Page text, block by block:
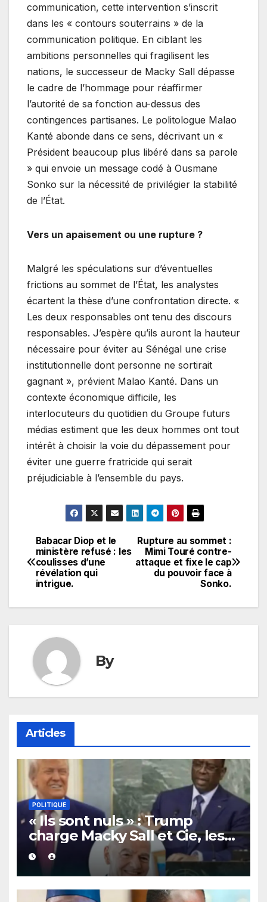
communication, cette intervention s’inscrit
dans les « contours souterrains » de la
communication politique. En ciblant les
ambitions personnelles qui fragilisent les
nations, le successeur de Macky Sall dépasse
le cadre de l’hommage pour réaffirmer
l’autorité de sa fonction au-dessus des
contingences partisanes. Le politologue Malao
Kanté abonde dans ce sens, décrivant un «
Président beaucoup plus libéré dans sa parole
» qui envoie un message codé à Ousmane
Sonko sur la nécessité de privilégier la stabilité
de l’État.
Vers un apaisement ou une rupture ?
Malgré les spéculations sur d’éventuelles
frictions au sommet de l’État, les analystes
écartent la thèse d’une confrontation directe. «
Les deux responsables ont tenu des discours
responsables. J’espère qu’ils auront la hauteur
nécessaire pour éviter au Sénégal une crise
institutionnelle dont personne ne sortirait
gagnant », prévient Malao Kanté. Dans un
contexte économique difficile, les
interlocuteurs du quotidien du Groupe futurs
médias estiment que les deux hommes ont tout
intérêt à choisir la voie du dépassement pour
éviter une guerre fratricide qui serait
préjudiciable à l’ensemble du pays.
Navigation
de
l’article
Rupture au sommet :
Mimi Touré contre-
attaque et fixe le cap
du pouvoir face à
Sonko.
Babacar Diop et le
ministère refusé : les
coulisses d’une
révélation qui
intrigue.
By
Articles
POLITIQUE
« Ils sont nuls » : Trump
charge Macky Sall et Cie, les
dessous de son lobbying pro-
Infantino à l’ONU